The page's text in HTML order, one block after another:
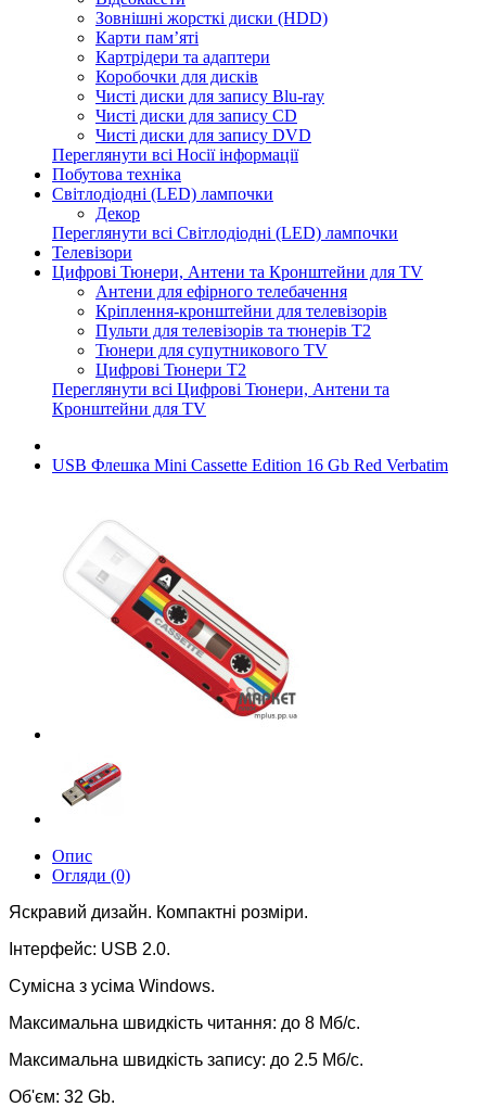
Зовнішні жорсткі диски (HDD)
Карти пам’яті
Картрідери та адаптери
Коробочки для дисків
Чисті диски для запису Blu-ray
Чисті диски для запису CD
Чисті диски для запису DVD
Переглянути всі Носії інформації
Побутова техніка
Світлодіодні (LED) лампочки
Декор
Переглянути всі Світлодіодні (LED) лампочки
Телевізори
Цифрові Тюнери, Антени та Кронштейни для TV
Антени для ефірного телебачення
Кріплення-кронштейни для телевізорів
Пульти для телевізорів та тюнерів T2
Тюнери для супутникового TV
Цифрові Тюнери T2
Переглянути всі Цифрові Тюнери, Антени та
Кронштейни для TV
USB Флешка Mini Cassette Edition 16 Gb Red Verbatim
Опис
Огляди (0)
Яскравий дизайн. Компактні розміри.
Інтерфейс: USB 2.0.
Сумісна з усіма Windows.
Максимальна швидкість читання: до 8 Мб/с.
Максимальна швидкість запису: до 2.5 Мб/с.
Об'єм: 32 Gb.